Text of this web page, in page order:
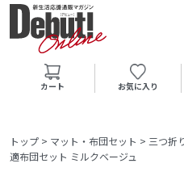
カート お気に入り
トップ > マット・布団セット > 三つ折
適布団セット ミルクベージュ